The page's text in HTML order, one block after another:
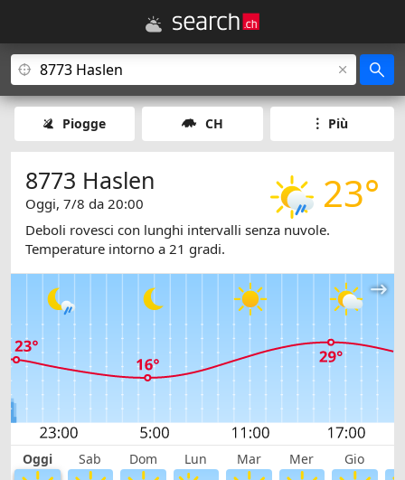
Piogge CH Più
23°
8773 Haslen
Oggi, 7/8 da 20:00
Deboli rovesci con lunghi intervalli senza nuvole.
Temperature intorno a 21 gradi.
Oggi Sab Dom Lun Mar Mer Gio